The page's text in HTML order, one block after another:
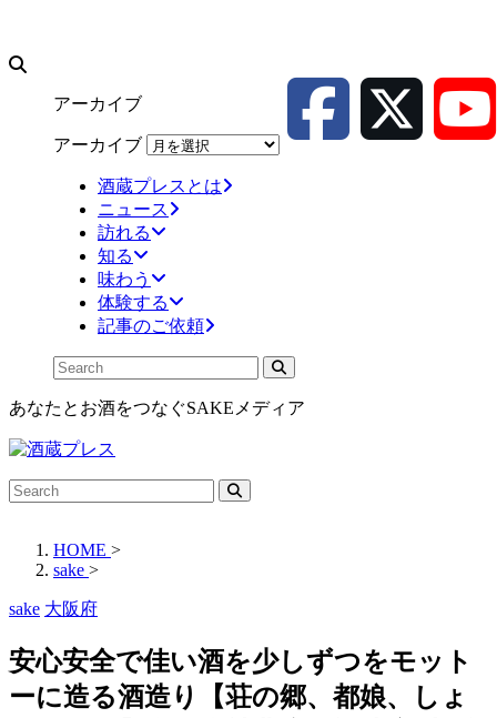
アーカイブ
アーカイブ
酒蔵プレスとは
ニュース
訪れる
知る
味わう
体験する
記事のご依頼
あなたとお酒をつなぐSAKEメディア
HOME >
sake >
sake 大阪府
安心安全で佳い酒を少しずつをモット
ーに造る酒造り【荘の郷、都娘、しょ